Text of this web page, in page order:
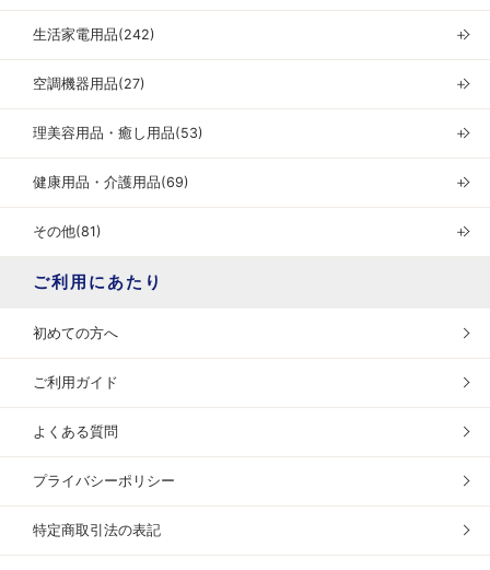
生活家電用品(242) ＋
空調機器用品(27) ＋
理美容用品・癒し用品(53) ＋
健康用品・介護用品(69) ＋
その他(81) ＋
ご利用にあたり
初めての方へ
ご利用ガイド
よくある質問
プライバシーポリシー
特定商取引法の表記